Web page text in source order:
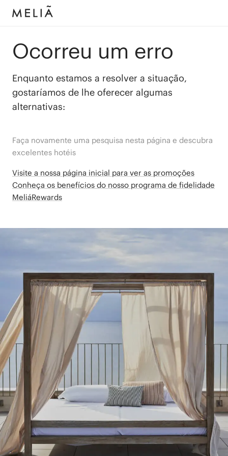
Ocorreu um erro
Enquanto estamos a resolver a situação,
gostaríamos de lhe oferecer algumas
alternativas:
Faça novamente uma pesquisa nesta página e descubra
excelentes hotéis
Visite a nossa página inicial para ver as promoções
Conheça os benefícios do nosso programa de fidelidade
MeliáRewards